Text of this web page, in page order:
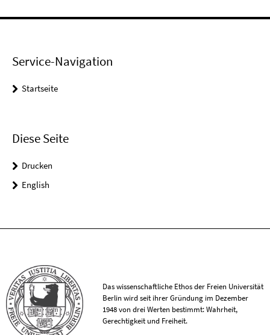
Service-Navigation
Startseite
Diese Seite
Drucken
English
Das wissenschaftliche Ethos der Freien Universität
Berlin wird seit ihrer Gründung im Dezember
1948 von drei Werten bestimmt: Wahrheit,
Gerechtigkeit und Freiheit.